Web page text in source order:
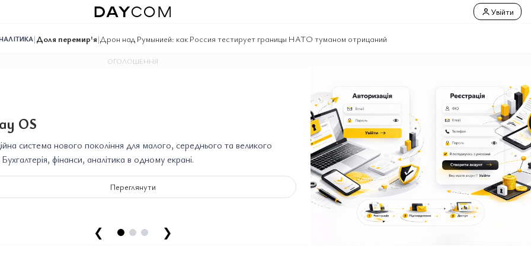
Увійти
|Доля перемир'я|Дрон над Румынией: как Россия тестирует границы НАТО туманом отрицаний
ОГОЛОШЕННЯ
OS
система нового покоління для малого, середнього та великого
Бухгалтерія, фінанси, аналітика в одному екрані.
Переглянути
❮ ❯